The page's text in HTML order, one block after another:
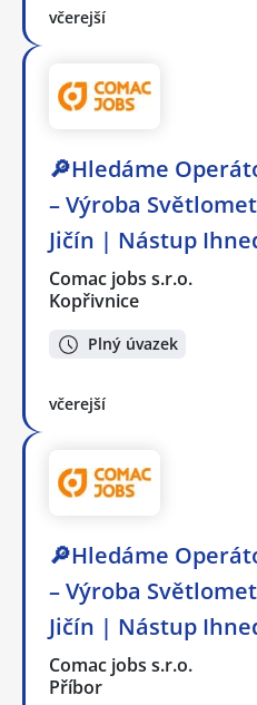
včerejší
🔎Hledáme
– Výroba
Jičín | Nástup
Comac jobs s.r.o.
Kopřivnice
Plný úvazek
včerejší
🔎Hledáme
– Výroba
Jičín | Nástup
Comac jobs s.r.o.
Příbor